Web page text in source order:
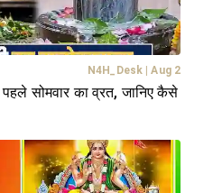
N4H_Desk | Aug 2
सोमवार का व्रत, जानिए कैसे